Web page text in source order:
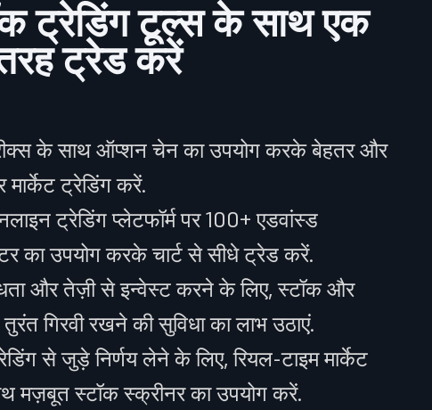
ट्रेडिंग टूल्स के साथ एक
ट्रेड करें
के साथ ऑप्शन चेन का उपयोग करके बेहतर और
ट्रेडिंग करें.
ट्रेडिंग प्लेटफॉर्म पर 100+ एडवांस्ड
का उपयोग करके चार्ट से सीधे ट्रेड करें.
और तेज़ी से इन्वेस्ट करने के लिए, स्टॉक और
गिरवी रखने की सुविधा का लाभ उठाएं.
से जुड़े निर्णय लेने के लिए, रियल-टाइम मार्केट
मज़बूत स्टॉक स्क्रीनर का उपयोग करें.